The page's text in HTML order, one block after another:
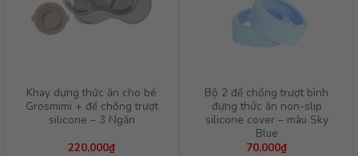
Khay dựng thức ăn cho bé
Grosmimi + đế chống trượt
silicone – 3 Ngăn
220,000₫
Bộ 2 đế chống trượt bình
đựng thức ăn non-slip
silicone cover – màu Sky
Blue
70,000₫